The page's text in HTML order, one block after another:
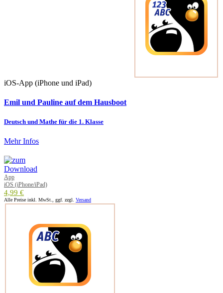
iOS-App (iPhone und iPad)
Emil und Pauline auf dem Hausboot
Deutsch und Mathe für die 1. Klasse
Mehr Infos
App
iOS (iPhone/iPad)
4,99 €
Alle Preise inkl. MwSt., ggf. zzgl. Versand